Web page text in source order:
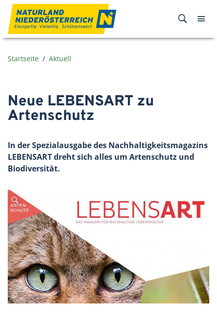
Zum Inhalt
Startseite Aktuell
Neue LEBENSART zu
Artenschutz
In der Spezialausgabe des Nachhaltigkeitsmagazins
LEBENSART dreht sich alles um Artenschutz und
Biodiversität.